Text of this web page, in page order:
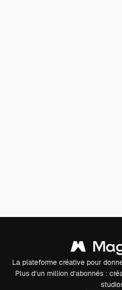
La plateforme créative pour
Plus d’un million d’abonnés :